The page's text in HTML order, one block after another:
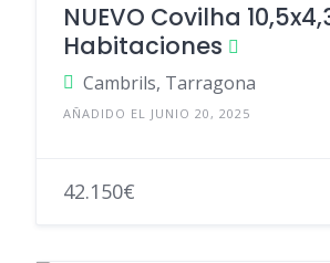
NUEVO Covilha
Habitaciones
Cambrils, Tarragona
AÑADIDO EL JUNIO 20, 2025
42.150€